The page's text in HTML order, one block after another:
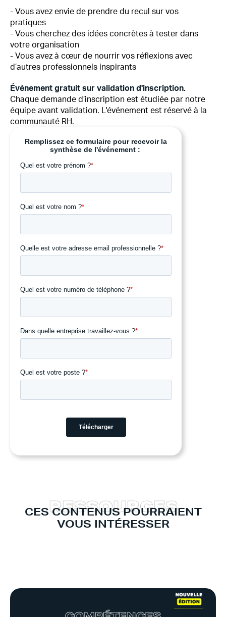
- Vous avez envie de prendre du recul sur vos
pratiques
- Vous cherchez des idées concrètes à tester dans
votre organisation
- Vous avez à cœur de nourrir vos réflexions avec
d’autres professionnels inspirants
Événement gratuit sur validation d'inscription.
Chaque demande d’inscription est étudiée par notre
équipe avant validation. L'événement est réservé à la
communauté RH.
CES CONTENUS POURRAIENT
VOUS INTÉRESSER
RESSOURCES